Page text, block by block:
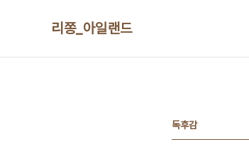
리쫑_아일랜드
독후감